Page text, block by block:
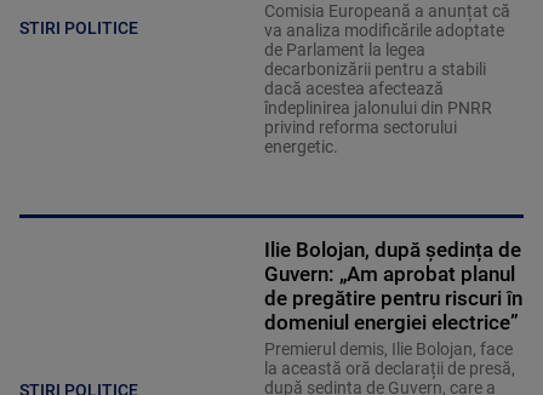
STIRI POLITICE
Comisia Europeană a anunțat că
va analiza modificările adoptate
de Parlament la legea
decarbonizării pentru a stabili
dacă acestea afectează
îndeplinirea jalonului din PNRR
privind reforma sectorului
energetic.
STIRI POLITICE
Ilie Bolojan, după ședința de
Guvern: „Am aprobat planul
de pregătire pentru riscuri în
domeniul energiei electrice”
Premierul demis, Ilie Bolojan, face
la această oră declarații de presă,
după ședința de Guvern, care a